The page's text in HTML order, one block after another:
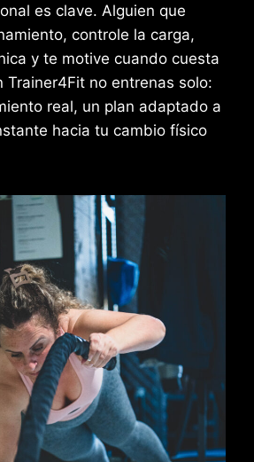
es clave. Alguien que
controle la carga,
y te motive cuando cuesta
Trainer4Fit no entrenas solo:
real, un plan adaptado a
hacia tu cambio físico